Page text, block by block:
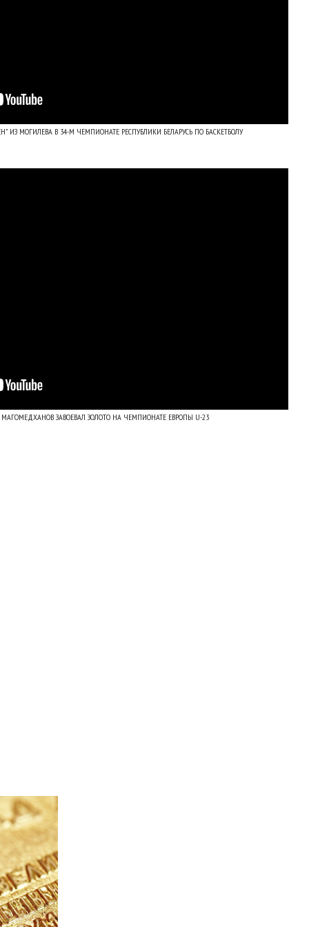
ИЗ МОГИЛЕВА В 34-М ЧЕМПИОНАТЕ РЕСПУБЛИКИ БЕЛАРУСЬ ПО БАСКЕТБОЛУ
ЗАВОЕВАЛ ЗОЛОТО НА ЧЕМПИОНАТЕ ЕВРОПЫ U-23